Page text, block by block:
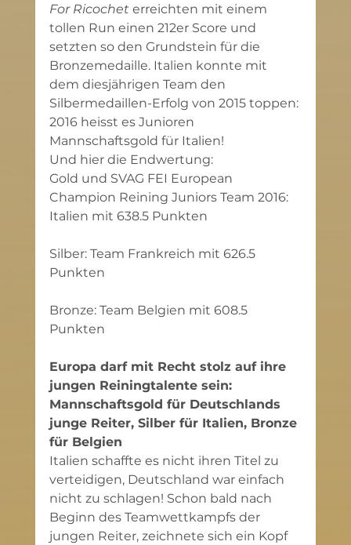
For Ricochet erreichten mit einem
tollen Run einen 212er Score und
setzten so den Grundstein für die
Bronzemedaille. Italien konnte mit
dem diesjährigen Team den
Silbermedaillen-Erfolg von 2015 toppen:
2016 heisst es Junioren
Mannschaftsgold für Italien!
Und hier die Endwertung:
Gold und SVAG FEI European
Champion Reining Juniors Team 2016:
Italien mit 638.5 Punkten
Silber: Team Frankreich mit 626.5
Punkten
Bronze: Team Belgien mit 608.5
Punkten
Europa darf mit Recht stolz auf ihre
jungen Reiningtalente sein:
Mannschaftsgold für Deutschlands
junge Reiter, Silber für Italien, Bronze
für Belgien
Italien schaffte es nicht ihren Titel zu
verteidigen, Deutschland war einfach
nicht zu schlagen! Schon bald nach
Beginn des Teamwettkampfs der
jungen Reiter, zeichnete sich ein Kopf